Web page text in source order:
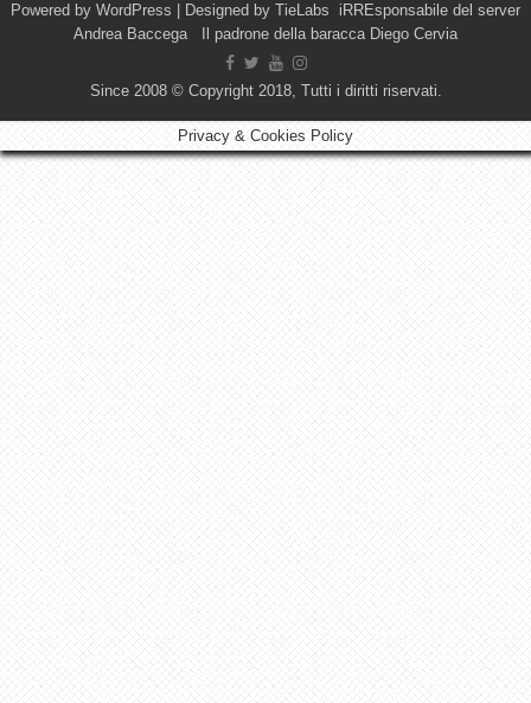
Powered by WordPress | Designed by TieLabs iRREsponsabile del server
Andrea Baccega Il padrone della baracca Diego Cervia
Since 2008 © Copyright 2018, Tutti i diritti riservati.
Privacy & Cookies Policy